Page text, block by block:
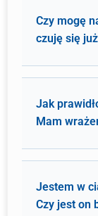
Czy mogę
czuję się
Jak
Mam
Jestem w
Czy jest on